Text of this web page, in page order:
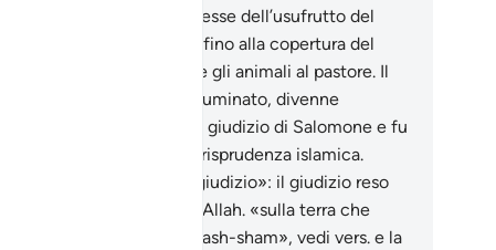
che il contadino godesse dell’usufrutto del
(lana, latte e agnelli) fino alla copertura del
subito e poi restituisse gli animali al pastore. Il
fu ritenuto equo ed illuminato, divenne
della saggezza di giudizio di Salomone e fu
seguito acquisito dalla giurisprudenza islamica.
testimoni del loro giudizio»: il giudizio reso
profeti è reso in nome di Allah. «sulla terra che
benedetta»: «bilàd ash-sham», vedi vers. e la